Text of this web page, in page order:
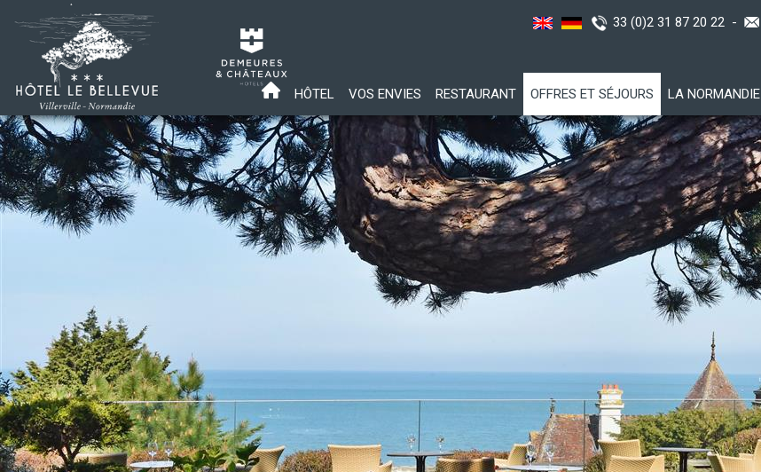
33 (0)2 31 87 20 22 -
HÔTEL VOS ENVIES RESTAURANT OFFRES ET SÉJOURS LA NORMANDIE